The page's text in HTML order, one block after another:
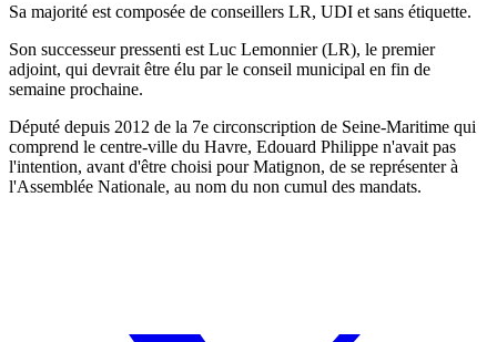
Sa majorité est composée de conseillers LR, UDI et sans étiquette.
Son successeur pressenti est Luc Lemonnier (LR), le premier
adjoint, qui devrait être élu par le conseil municipal en fin de
semaine prochaine.
Député depuis 2012 de la 7e circonscription de Seine-Maritime qui
comprend le centre-ville du Havre, Edouard Philippe n'avait pas
l'intention, avant d'être choisi pour Matignon, de se représenter à
l'Assemblée Nationale, au nom du non cumul des mandats.